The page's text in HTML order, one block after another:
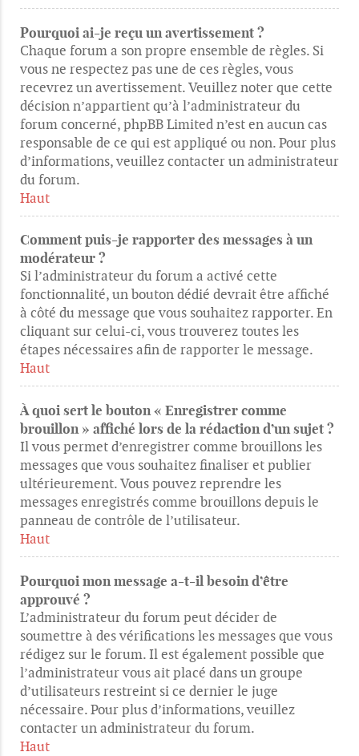
Pourquoi ai-je reçu un avertissement ?
Chaque forum a son propre ensemble de règles. Si
vous ne respectez pas une de ces règles, vous
recevrez un avertissement. Veuillez noter que cette
décision n’appartient qu’à l’administrateur du
forum concerné, phpBB Limited n’est en aucun cas
responsable de ce qui est appliqué ou non. Pour plus
d’informations, veuillez contacter un administrateur
du forum.
Haut
Comment puis-je rapporter des messages à un
modérateur ?
Si l’administrateur du forum a activé cette
fonctionnalité, un bouton dédié devrait être affiché
à côté du message que vous souhaitez rapporter. En
cliquant sur celui-ci, vous trouverez toutes les
étapes nécessaires afin de rapporter le message.
Haut
À quoi sert le bouton « Enregistrer comme
brouillon » affiché lors de la rédaction d’un sujet ?
Il vous permet d’enregistrer comme brouillons les
messages que vous souhaitez finaliser et publier
ultérieurement. Vous pouvez reprendre les
messages enregistrés comme brouillons depuis le
panneau de contrôle de l’utilisateur.
Haut
Pourquoi mon message a-t-il besoin d’être
approuvé ?
L’administrateur du forum peut décider de
soumettre à des vérifications les messages que vous
rédigez sur le forum. Il est également possible que
l’administrateur vous ait placé dans un groupe
d’utilisateurs restreint si ce dernier le juge
nécessaire. Pour plus d’informations, veuillez
contacter un administrateur du forum.
Haut